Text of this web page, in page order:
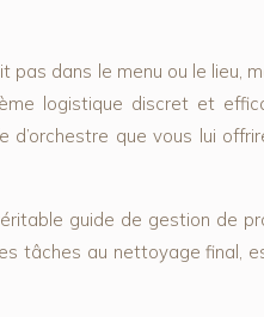
dans le menu ou le lieu,
logistique discret et
que vous lui
guide de gestion
tâches au nettoyage final,